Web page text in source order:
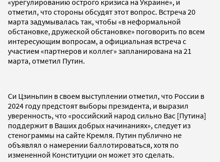
отметил, что стороны обсудят этот вопрос. Встреча 20
марта задумывалась так, чтобы «в неформальной
обстановке, дружеской обстановке» поговорить по всем
интересующим вопросам, а официальная встреча с
участием «партнеров и коллег» запланирована на 21
марта, отметил Путин.
Си Цзиньпин в своем выступлении отметил, что России в
2024 году предстоят выборы президента, и выразил
уверенность, что «российский народ сильно Вас [Путина]
поддержит в Ваших добрых начинаниях», следует из
стенограммы на сайте Кремля. Путин публично не
объявлял о намерении баллотироваться, хотя по
измененной Конституции он может это сделать.